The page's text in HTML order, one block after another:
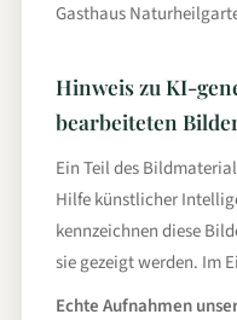
Gasthaus
Hinweis zu KI-
bearbeiteten
Ein Teil des
Hilfe künstlicher
kennzeichnen diese
sie gezeigt werden. Im
Echte Aufnahmen